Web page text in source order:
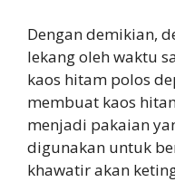
Dengan demikian,
lekang oleh waktu
kaos hitam polos
membuat kaos
menjadi pakaian
digunakan untuk
khawatir akan